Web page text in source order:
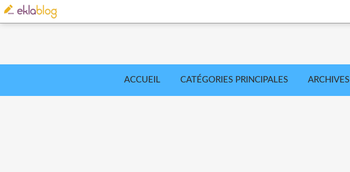
ACCUEIL CATÉGORIES PRINCIPALES ARCHIVES